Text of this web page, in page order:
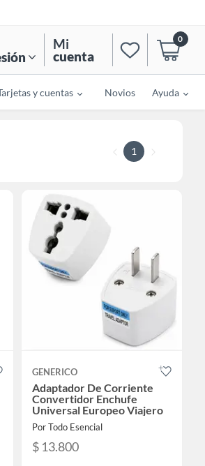
Mi
cuenta
0
y cuentas Novios Ayuda
1
GENERICO
Adaptador De Corriente
Convertidor Enchufe
Universal Europeo Viajero
Por Todo Esencial
$ 13.800